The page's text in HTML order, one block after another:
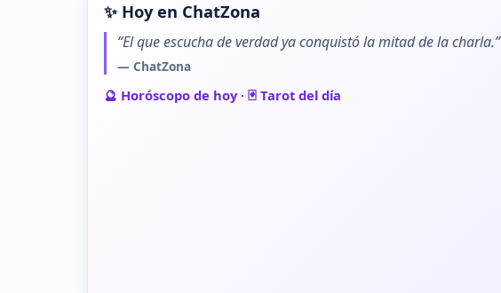
✨ Hoy en ChatZona
“El que escucha de verdad ya conquistó la mitad de la charla.”
— ChatZona
🔮 Horóscopo de hoy· 🃏 Tarot del día